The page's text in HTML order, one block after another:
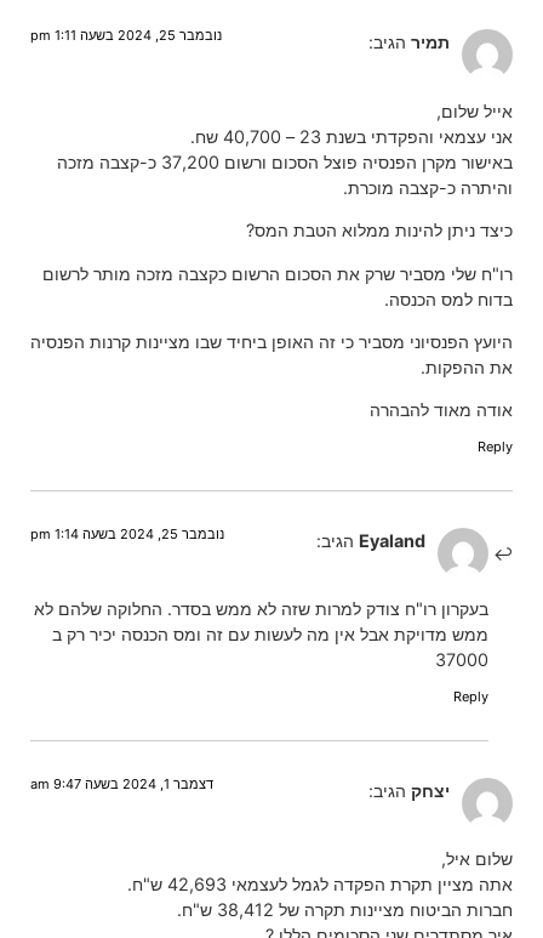
תמיר הגיב: נובמבר 25, 2024 בשעה 1:11 pm
אייל שלום,
אני עצמאי והפקדתי בשנת 23 – 40,700 שח.
באישור מקרן הפנסיה פוצל הסכום ורשום 37,200 כ-קצבה מזכה
והיתרה כ-קצבה מוכרת.
כיצד ניתן להינות ממלוא הטבת המס?
רו"ח שלי מסביר שרק את הסכום הרשום כקצבה מזכה מותר לרשום
בדוח למס הכנסה.
היועץ הפנסיוני מסביר כי זה האופן ביחיד שבו מציינות קרנות הפנסיה
את ההפקות.
אודה מאוד להבהרה
Reply
Eyaland הגיב: נובמבר 25, 2024 בשעה 1:14 pm
בעקרון רו"ח צודק למרות שזה לא ממש בסדר. החלוקה שלהם לא
ממש מדויקת אבל אין מה לעשות עם זה ומס הכנסה יכיר רק ב
37000
Reply
יצחק הגיב: דצמבר 1, 2024 בשעה 9:47 am
שלום איל,
אתה מציין תקרת הפקדה לגמל לעצמאי 42,693 ש"ח.
חברות הביטוח מציינות תקרה של 38,412 ש"ח.